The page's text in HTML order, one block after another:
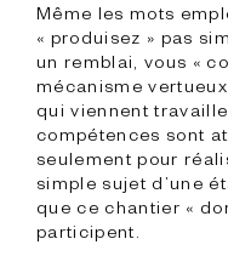
Même les mots
« produisez » pas
un remblai, vous «
mécanisme
qui viennent
compétences sont
seulement pour
simple sujet d’une
que ce chantier «
participent.